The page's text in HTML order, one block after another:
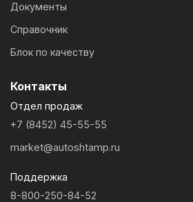
Документы
Справочник
Блок по качеству
Контакты
Отдел продаж
+7 (8452) 45-55-55
market@autoshtamp.ru
Поддержка
8-800-250-84-52